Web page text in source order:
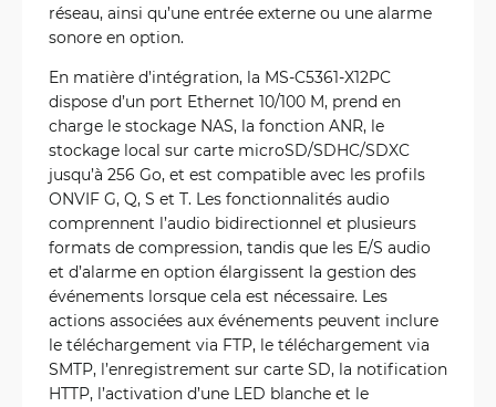
réseau, ainsi qu’une entrée externe ou une alarme
sonore en option.
En matière d’intégration, la MS-C5361-X12PC
dispose d’un port Ethernet 10/100 M, prend en
charge le stockage NAS, la fonction ANR, le
stockage local sur carte microSD/SDHC/SDXC
jusqu’à 256 Go, et est compatible avec les profils
ONVIF G, Q, S et T. Les fonctionnalités audio
comprennent l’audio bidirectionnel et plusieurs
formats de compression, tandis que les E/S audio
et d’alarme en option élargissent la gestion des
événements lorsque cela est nécessaire. Les
actions associées aux événements peuvent inclure
le téléchargement via FTP, le téléchargement via
SMTP, l’enregistrement sur carte SD, la notification
HTTP, l’activation d’une LED blanche et le